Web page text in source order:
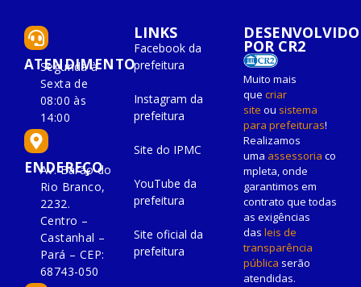
ATENDIMENTO
Segunda à
Sexta de
08:00 às
14:00
ENDEREÇO
Av. Barão do
Rio Branco,
2232.
Centro –
Castanhal –
Pará – CEP:
68743-050
LINKS
Facebook da
prefeitura
Instagram da
prefeitura
Site do IPMC
YouTube da
prefeitura
Site oficial da
prefeitura
DESENVOLVIDO
POR CR2
Muito mais
que criar
site ou sistema
para prefeituras!
Realizamos
uma assessoria co
mpleta, onde
garantimos em
contrato que todas
as exigências
das leis de
transparência
pública serão
atendidas.